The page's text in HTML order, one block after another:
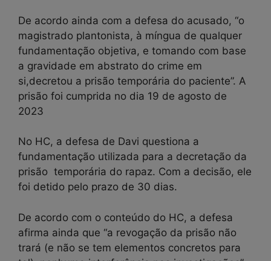
De acordo ainda com a defesa do acusado, “o
magistrado plantonista, à míngua de qualquer
fundamentação objetiva, e tomando com base
a gravidade em abstrato do crime em
si,decretou a prisão temporária do paciente”. A
prisão foi cumprida no dia 19 de agosto de
2023
No HC, a defesa de Davi questiona a
fundamentação utilizada para a decretação da
prisão temporária do rapaz. Com a decisão, ele
foi detido pelo prazo de 30 dias.
De acordo com o conteúdo do HC, a defesa
afirma ainda que “a revogação da prisão não
trará (e não se tem elementos concretos para